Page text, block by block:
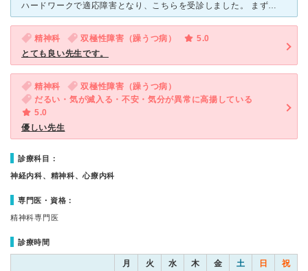
ハードワークで適応障害となり、こちらを受診しました。 まず臨床心理士さん？看護婦さん？が話を聞いてくださいました。 じっくりと優しくお話を聞いてくださったので、思わず泣いてしまいましたが、本当に優
精神科 双極性障害（躁うつ病）
5.0
とても良い先生です。
精神科
双極性障害（躁うつ病）
だるい・気が滅入る・不安・気分が異常に高揚している
5.0
優しい先生
診療科目：
神経内科、精神科、心療内科
専門医・資格：
精神科専門医
診療時間
月 火 水 木 金 土 日 祝